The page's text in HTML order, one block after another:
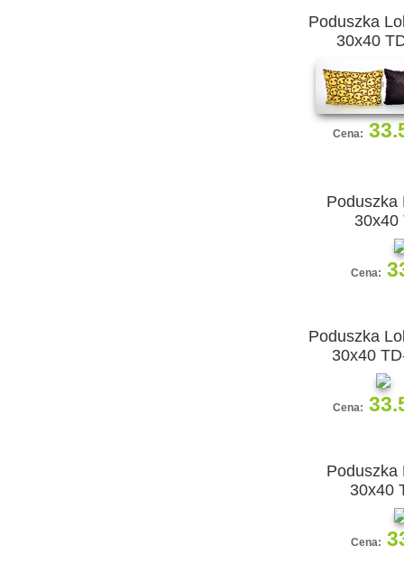
Poduszka
30x40
Cena:
Poduszka
30x40
Cena:
Poduszka
30x40
Cena:
Poduszka
30x40
Cena: